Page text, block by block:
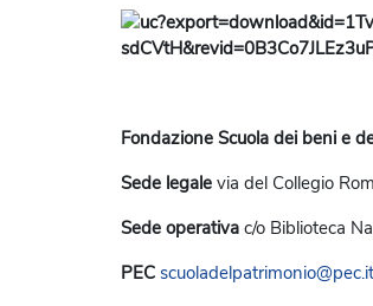
Fondazione Scuola dei beni e
Sede legale via del Collegio
Sede operativa c/o Biblioteca
PEC scuoladelpatrimonio@pec.it